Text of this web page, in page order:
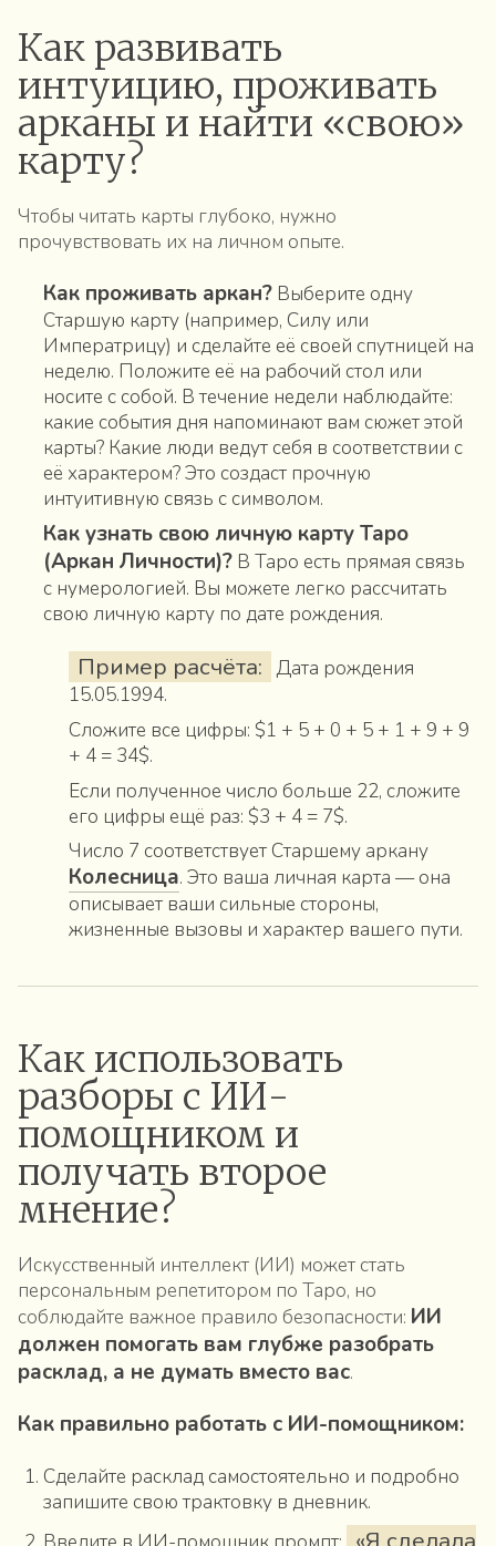
Как развивать
интуицию, проживать
арканы и найти «свою»
карту?
Чтобы читать карты глубоко, нужно
прочувствовать их на личном опыте.
Как проживать аркан? Выберите одну
Старшую карту (например, Силу или
Императрицу) и сделайте её своей спутницей на
неделю. Положите её на рабочий стол или
носите с собой. В течение недели наблюдайте:
какие события дня напоминают вам сюжет этой
карты? Какие люди ведут себя в соответствии с
её характером? Это создаст прочную
интуитивную связь с символом.
Как узнать свою личную карту Таро
(Аркан Личности)? В Таро есть прямая связь
с нумерологией. Вы можете легко рассчитать
свою личную карту по дате рождения.
Пример расчёта: Дата рождения
15.05.1994.
Сложите все цифры: $1 + 5 + 0 + 5 + 1 + 9 + 9
+ 4 = 34$.
Если полученное число больше 22, сложите
его цифры ещё раз: $3 + 4 = 7$.
Число 7 соответствует Старшему аркану
Колесница. Это ваша личная карта — она
описывает ваши сильные стороны,
жизненные вызовы и характер вашего пути.
Как использовать
разборы с ИИ-
помощником и
получать второе
мнение?
Искусственный интеллект (ИИ) может стать
персональным репетитором по Таро, но
соблюдайте важное правило безопасности: ИИ
должен помогать вам глубже разобрать
расклад, а не думать вместо вас.
Как правильно работать с ИИ-помощником:
Сделайте расклад самостоятельно и подробно
запишите свою трактовку в дневник.